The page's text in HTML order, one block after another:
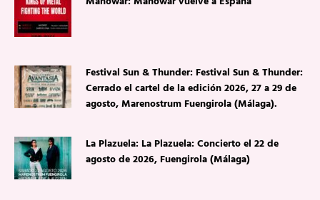
Festival Sun & Thunder: Festival Sun & Thunder:
Cerrado el cartel de la edición 2026, 27 a 29 de
agosto, Marenostrum Fuengirola (Málaga).
La Plazuela: La Plazuela: Concierto el 22 de
agosto de 2026, Fuengirola (Málaga)